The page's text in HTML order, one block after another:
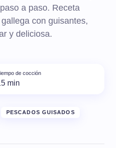
a paso. Receta
con guisantes,
y deliciosa.
de cocción
min
PESCADOS GUISADOS